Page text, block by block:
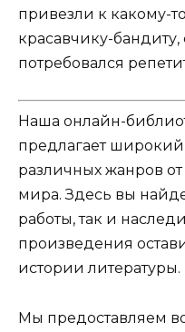
привезли к какому-
красавчику-
потребовался
Наша онлайн-
предлагает
различных жанров
мира. Здесь вы
работы, так и
произведения
истории литературы.
Мы предоставляем